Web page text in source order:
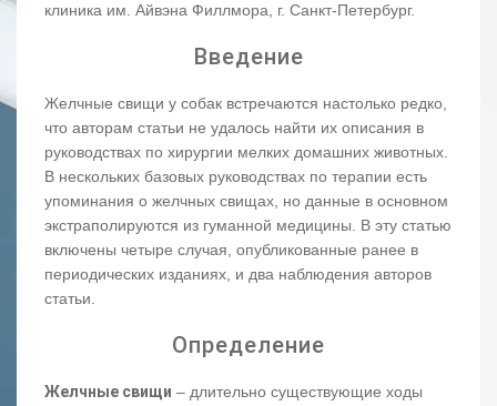
клиника им. Айвэна Филлмора, г. Санкт-Петербург.
Введение
Желчные свищи у собак встречаются настолько редко,
что авторам статьи не удалось найти их описания в
руководствах по хирургии мелких домашних животных.
В нескольких базовых руководствах по терапии есть
упоминания о желчных свищах, но данные в основном
экстраполируются из гуманной медицины. В эту статью
включены четыре случая, опубликованные ранее в
периодических изданиях, и два наблюдения авторов
статьи.
Определение
Желчные свищи – длительно существующие ходы